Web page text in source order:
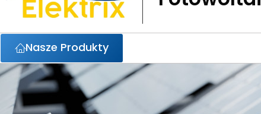
Nasze Produkty